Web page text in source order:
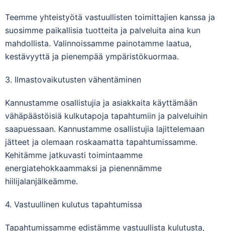
Teemme yhteistyötä vastuullisten toimittajien kanssa ja
suosimme paikallisia tuotteita ja palveluita aina kun
mahdollista. Valinnoissamme painotamme laatua,
kestävyyttä ja pienempää ympäristökuormaa.
3. Ilmastovaikutusten vähentäminen
Kannustamme osallistujia ja asiakkaita käyttämään
vähäpäästöisiä kulkutapoja tapahtumiin ja palveluihin
saapuessaan. Kannustamme osallistujia lajittelemaan
jätteet ja olemaan roskaamatta tapahtumissamme.
Kehitämme jatkuvasti toimintaamme
energiatehokkaammaksi ja pienennämme
hiilijalanjälkeämme.
4. Vastuullinen kulutus tapahtumissa
Tapahtumissamme edistämme vastuullista kulutusta,